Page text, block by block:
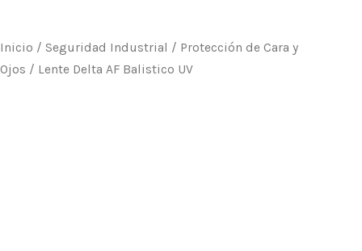
Inicio / Seguridad Industrial / Protección de Cara y
Ojos / Lente Delta AF Balistico UV